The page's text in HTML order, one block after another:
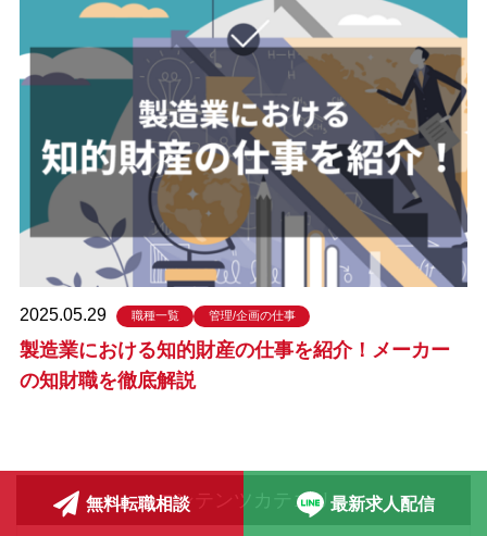
2025.05.29 職種一覧 管理/企画の仕事
製造業における知的財産の仕事を紹介！メーカー
の知財職を徹底解説
コンテンツカテゴリ
無料転職相談 最新求人配信